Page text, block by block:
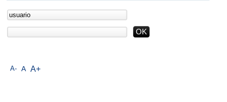
A- A A+